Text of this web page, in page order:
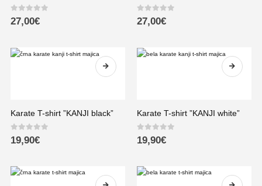
0out of 5
27,00€ 0out of 5
27,00€
Karate T-shirt ”KANJI black”
0out of 5
19,90€
Karate T-shirt ”KANJI white”
0out of 5
19,90€